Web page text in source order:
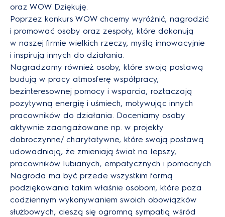
oraz WOW Dziękuję.
Poprzez konkurs WOW chcemy wyróżnić, nagrodzić
i promować osoby oraz zespoły, które dokonują
w naszej firmie wielkich rzeczy, myślą innowacyjnie
i inspirują innych do działania.
Nagradzamy również osoby, które swoją postawą
budują w pracy atmosferę współpracy,
bezinteresownej pomocy i wsparcia, roztaczają
pozytywną energię i uśmiech, motywując innych
pracowników do działania. Doceniamy osoby
aktywnie zaangażowane np. w projekty
dobroczynne/ charytatywne, które swoją postawą
udowadniają, że zmieniają świat na lepszy,
pracowników lubianych, empatycznych i pomocnych.
Nagroda ma być przede wszystkim formą
podziękowania takim właśnie osobom, które poza
codziennym wykonywaniem swoich obowiązków
służbowych, cieszą się ogromną sympatią wśród